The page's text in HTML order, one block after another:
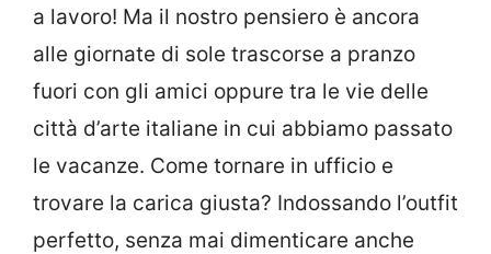
a lavoro! Ma il nostro pensiero è ancora
alle giornate di sole trascorse a pranzo
fuori con gli amici oppure tra le vie delle
città d’arte italiane in cui abbiamo passato
le vacanze. Come tornare in ufficio e
trovare la carica giusta? Indossando l’outfit
perfetto, senza mai dimenticare anche